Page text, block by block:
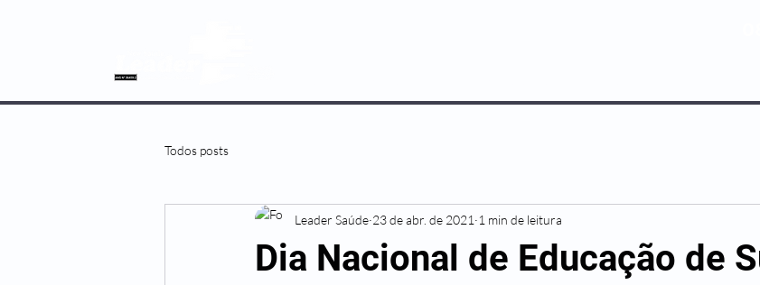
Todos posts
Dia Nacional de Educação de
Leader Saúde 23 de abr. de 2021 1 min de leitura